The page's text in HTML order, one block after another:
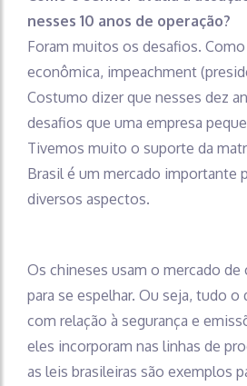
nesses 10 anos de operação?
Foram muitos os desafios.
econômica, impeachment
Costumo dizer que nesses dez
desafios que uma empresa
Tivemos muito o suporte da
Brasil é um mercado importante
diversos aspectos.
Os chineses usam o mercado de
para se espelhar. Ou seja, tudo o
com relação à segurança e
eles incorporam nas linhas de
as leis brasileiras são exemplos